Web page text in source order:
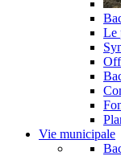
Le
Vie municipale